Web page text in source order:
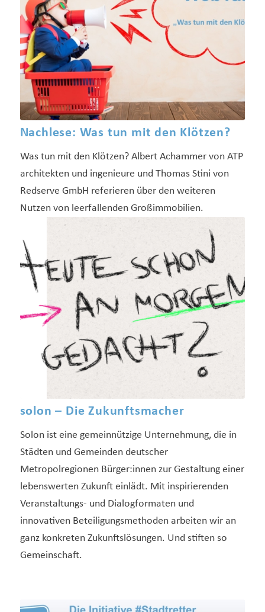
Nachlese: Was tun mit den Klötzen?
Was tun mit den Klötzen? Albert Achammer von ATP
architekten und ingenieure und Thomas Stini von
Redserve GmbH referieren über den weiteren
Nutzen von leerfallenden Großimmobilien.
solon – Die Zukunftsmacher
Solon ist eine gemeinnützige Unternehmung, die in
Städten und Gemeinden deutscher
Metropolregionen Bürger:innen zur Gestaltung einer
lebenswerten Zukunft einlädt. Mit inspirierenden
Veranstaltungs- und Dialogformaten und
innovativen Beteiligungsmethoden arbeiten wir an
ganz konkreten Zukunftslösungen. Und stiften so
Gemeinschaft.